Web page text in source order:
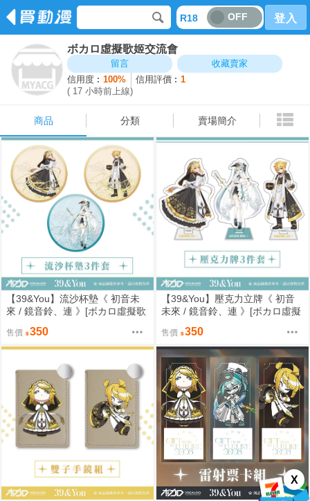
R18 OFF 登入
ボカロ虛擬歌姬交流會
留言
收藏賣家
信用度︰100% 信用評價︰1
( 17 小時前上線)
商品 分類 賣場簡介
X
【39&You】流沙杯墊《 初音未
來 / 鏡音鈴、連 》[ボカロ虛擬歌
ure/リン /レン/ミク]
售價 350
【39&You】壓克力立牌《 初音
未來 / 鏡音鈴、連 》[ボカロ虛擬
future/リン /レン/ミク]
售價 350
商品 分類